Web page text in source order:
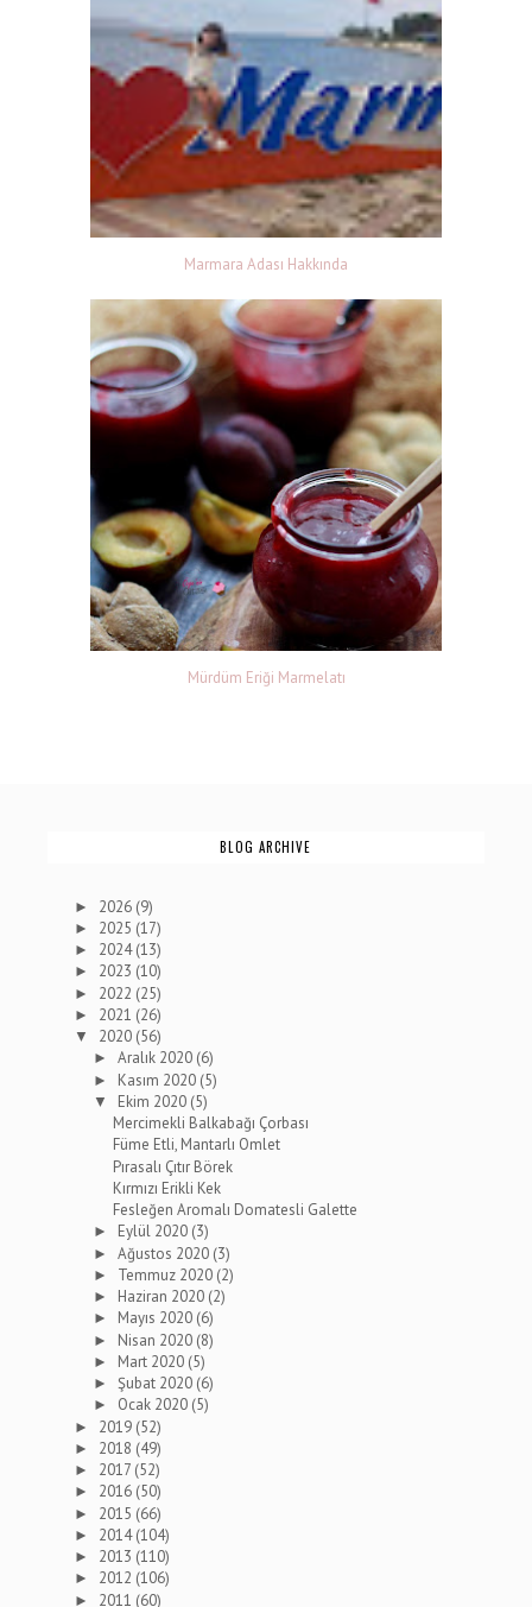
Marmara Adası Hakkında
Mürdüm Eriği Marmelatı
BLOG ARCHIVE
► 2026 (9)
► 2025 (17)
► 2024(13)
► 2023 (10)
► 2022 (25)
► 2021 (26)
▼ 2020 (56)
►Aralık 2020 (6)
► Kasım 2020 (5)
▼ Ekim 2020 (5)
Mercimekli Balkabağı Çorbası
Füme Etli, Mantarlı Omlet
Pırasalı Çıtır Börek
Kırmızı Erikli Kek
Fesleğen Aromalı Domatesli Galette
► Eylül 2020 (3)
►Ağustos 2020 (3)
► Temmuz 2020 (2)
► Haziran 2020 (2)
► Mayıs 2020 (6)
► Nisan 2020 (8)
► Mart 2020 (5)
►Şubat 2020 (6)
► Ocak 2020 (5)
► 2019 (52)
► 2018 (49)
► 2017 (52)
► 2016 (50)
► 2015 (66)
► 2014(104)
► 2013 (110)
► 2012 (106)
► 2011 (60)